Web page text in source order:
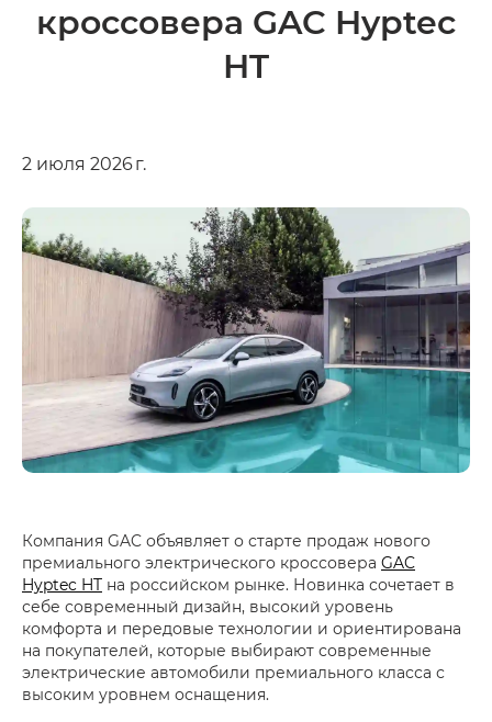
кроссовера GAC Hyptec
HT
2 июля 2026 г.
Компания GAC объявляет о старте продаж нового
премиального электрического кроссовера GAC
Hyptec HT на российском рынке. Новинка сочетает в
себе современный дизайн, высокий уровень
комфорта и передовые технологии и ориентирована
на покупателей, которые выбирают современные
электрические автомобили премиального класса с
высоким уровнем оснащения.